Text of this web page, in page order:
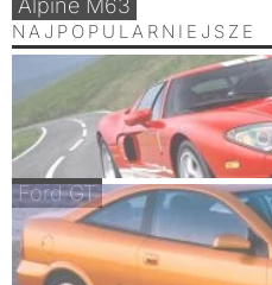
NAJPOPULARNIEJSZE
Ford GT